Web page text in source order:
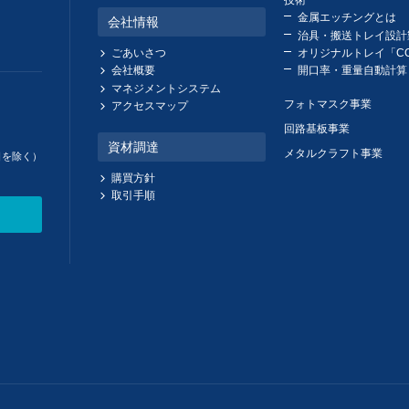
会社情報
ごあいさつ
会社概要
マネジメントシステム
アクセスマップ
資材調達
購買方針
取引手順
金属エッチングとは
治具・搬送トレイ設
オリジナルトレイ「
開口率・重量自動計算
フォトマスク事業
回路基板事業
メタルクラフト事業
除く）